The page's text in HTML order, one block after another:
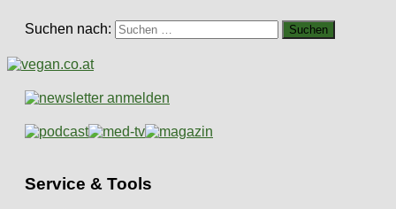
Suchen nach:
Service & Tools